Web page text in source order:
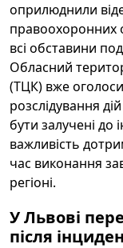
оприлюднили
правоохоронних
всі обставини
Обласний
(ТЦК) вже
розслідування
бути залучені до
важливість
час виконання
регіоні.
У Львові
після